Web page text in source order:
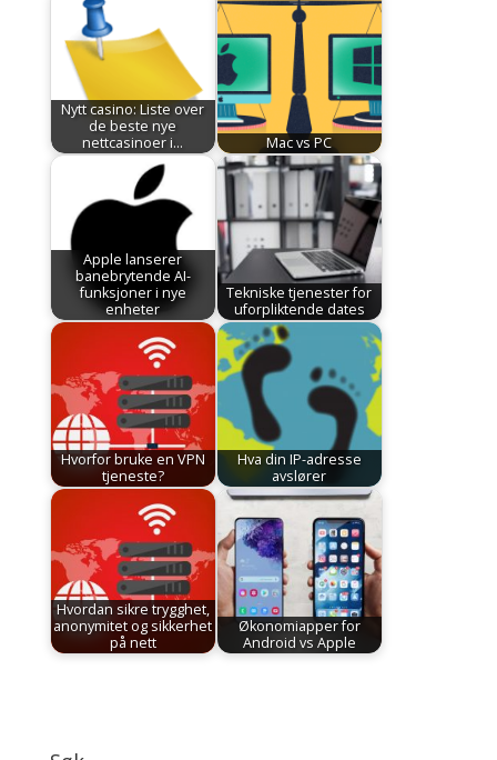
Nytt casino: Liste over
de beste nye
nettcasinoer i…
Mac vs PC
Apple lanserer
banebrytende AI-
funksjoner i nye
enheter
Tekniske tjenester for
uforpliktende dates
Hvorfor bruke en VPN
tjeneste?
Hva din IP-adresse
avslører
Hvordan sikre trygghet,
anonymitet og sikkerhet
på nett
Økonomiapper for
Android vs Apple